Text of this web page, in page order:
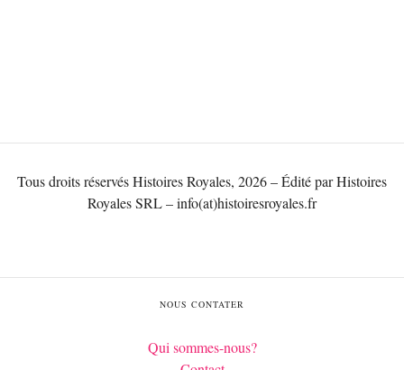
Tous droits réservés Histoires Royales, 2026 – Édité par Histoires
Royales SRL – info(at)histoiresroyales.fr
NOUS CONTATER
Qui sommes-nous?